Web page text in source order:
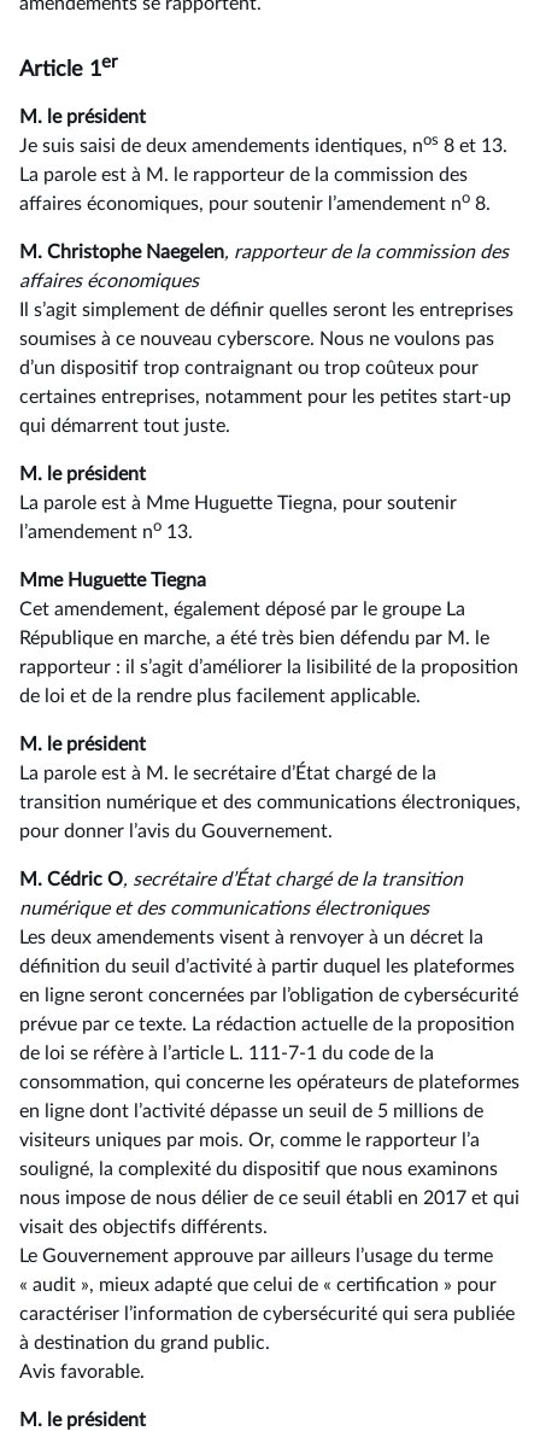
Article 1er
M. le président
Je suis saisi de deux amendements identiques, nos 8 et 13.
La parole est à M. le rapporteur de la commission des
affaires économiques, pour soutenir l’amendement no 8.
M. Christophe Naegelen, rapporteur de la commission des
affaires économiques
Il s’agit simplement de définir quelles seront les entreprises
soumises à ce nouveau cyberscore. Nous ne voulons pas
d’un dispositif trop contraignant ou trop coûteux pour
certaines entreprises, notamment pour les petites start-up
qui démarrent tout juste.
M. le président
La parole est à Mme Huguette Tiegna, pour soutenir
l’amendement no 13.
Mme Huguette Tiegna
Cet amendement, également déposé par le groupe La
République en marche, a été très bien défendu par M. le
rapporteur : il s’agit d’améliorer la lisibilité de la proposition
de loi et de la rendre plus facilement applicable.
M. le président
La parole est à M. le secrétaire d’État chargé de la
transition numérique et des communications électroniques,
pour donner l’avis du Gouvernement.
M. Cédric O, secrétaire d’État chargé de la transition
numérique et des communications électroniques
Les deux amendements visent à renvoyer à un décret la
définition du seuil d’activité à partir duquel les plateformes
en ligne seront concernées par l’obligation de cybersécurité
prévue par ce texte. La rédaction actuelle de la proposition
de loi se réfère à l’article L. 111-7-1 du code de la
consommation, qui concerne les opérateurs de plateformes
en ligne dont l’activité dépasse un seuil de 5 millions de
visiteurs uniques par mois. Or, comme le rapporteur l’a
souligné, la complexité du dispositif que nous examinons
nous impose de nous délier de ce seuil établi en 2017 et qui
visait des objectifs différents.
Le Gouvernement approuve par ailleurs l’usage du terme
« audit », mieux adapté que celui de « certification » pour
caractériser l’information de cybersécurité qui sera publiée
à destination du grand public.
Avis favorable.
M. le président